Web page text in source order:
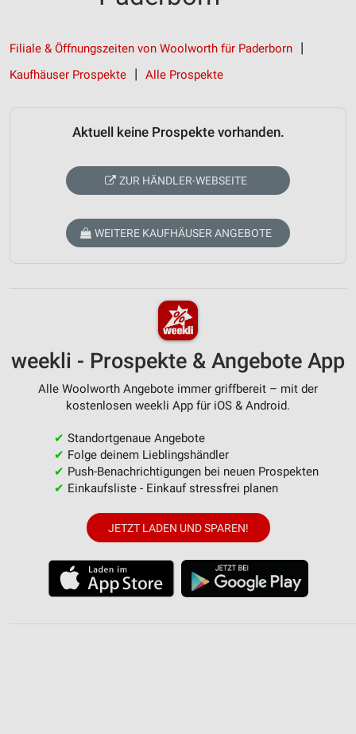
Filiale & Öffnungszeiten von Woolworth für Paderborn
Kaufhäuser Prospekte
Alle Prospekte
Aktuell keine Prospekte vorhanden.
ZUR HÄNDLER-WEBSEITE
WEITERE KAUFHÄUSER ANGEBOTE
weekli - Prospekte & Angebote App
Alle Woolworth Angebote immer griffbereit – mit der
kostenlosen weekli App für iOS & Android.
✔ Standortgenaue Angebote
✔ Folge deinem Lieblingshändler
✔ Push-Benachrichtigungen bei neuen Prospekten
✔ Einkaufsliste - Einkauf stressfrei planen
JETZT LADEN UND SPAREN!